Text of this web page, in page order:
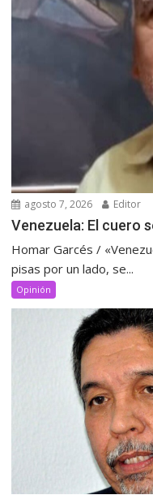
agosto 7, 2026 Editor
Venezuela: El cuero
Homar Garcés /
pisas por un lado, se...
Opinión